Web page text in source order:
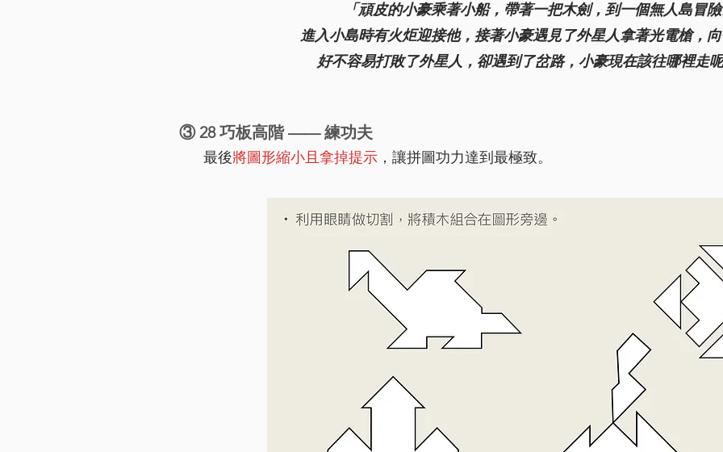
「頑⽪的⼩豪乘著⼩船，帶著⼀把⽊劍，到⼀個無⼈島冒險
進入小島時有火炬迎接他，接著小豪遇⾒了外星⼈拿著光電槍，向
好不容易打敗了外星人，卻遇到了岔路，小豪現在該往哪裡走呢
③ 28 巧板高階 —— 練功夫
最後將圖形縮小且拿掉提示 ，讓拼圖功力達到最極致。